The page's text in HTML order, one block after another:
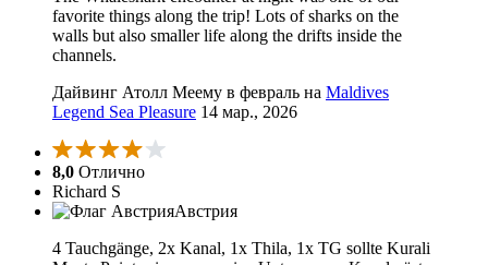
favorite things along the trip! Lots of sharks on the
walls but also smaller life along the drifts inside the
channels.
Дайвинг Атолл Меему в февраль на Maldives
Legend Sea Pleasure 14 мар., 2026
8,0 Отлично
Richard S
Австрия
4 Tauchgänge, 2x Kanal, 1x Thila, 1x TG sollte Kurali